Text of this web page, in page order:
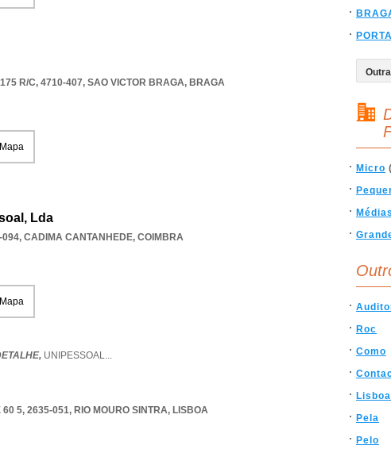
R/C, 4710-407, SAO VICTOR BRAGA, BRAGA
Lda
094, CADIMA CANTANHEDE, COIMBRA
UNIPESSOAL...
60 5, 2635-051, RIO MOURO SINTRA, LISBOA
Micro
Roc
Como
Lisboa
Pela
Pelo